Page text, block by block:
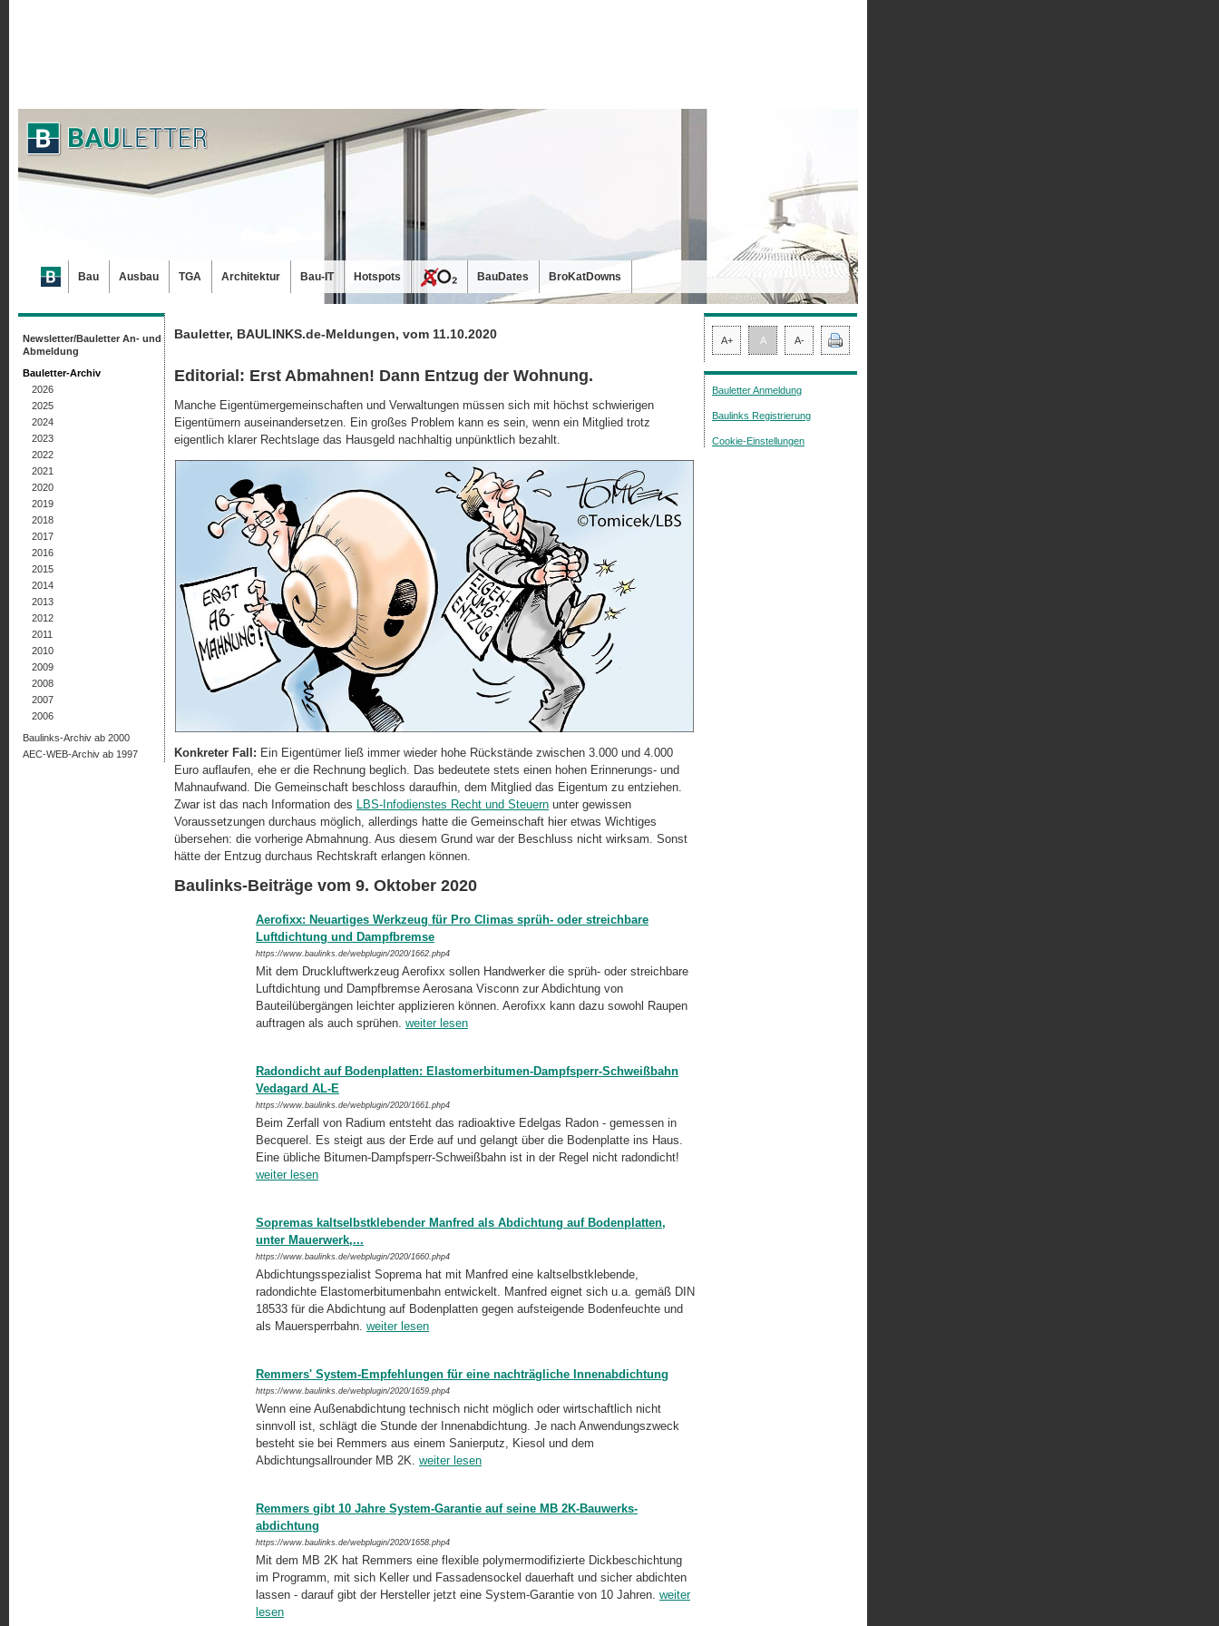
Bauletter, BAULINKS.de-Meldungen, vom 11.10.2020
Editorial: Erst Abmahnen! Dann Entzug der Wohnung.
Manche Eigentümergemeinschaften und Verwaltungen müssen sich mit höchst schwie­rigen
Eigentümern auseinandersetzen. Ein großes Problem kann es sein, wenn ein Mit­glied trotz
eigentlich klarer Rechtslage das Hausgeld nachhaltig unpünktlich bezahlt.
Konkreter Fall: Ein Eigentümer ließ immer wieder hohe Rückstände zwischen 3.000 und 4.000
Euro auflaufen, ehe er die Rechnung beglich. Das bedeutete stets einen hohen Erinnerungs- und
Mahnaufwand. Die Gemeinschaft beschloss daraufhin, dem Mitglied das Eigentum zu entziehen.
Zwar ist das nach Information des LBS-Info­dienstes Recht und Steuern unter gewissen
Voraussetzungen durchaus möglich, allerdings hatte die Gemeinschaft hier etwas Wichtiges
übersehen: die vorherige Abmahnung. Aus diesem Grund war der Beschluss nicht wirksam. Sonst
hätte der Entzug durchaus Rechtskraft erlangen können.
Baulinks-Beiträge vom 9. Oktober 2020
Aerofixx: Neuartiges Werkzeug für Pro Climas sprüh- oder streichbare
Luftdichtung und Dampfbremse
https://www.baulinks.de/webplugin/2020/1662.php4
Mit dem Druckluftwerkzeug Aerofixx sollen Handwerker die sprüh- oder streichbare
Luftdichtung und Dampfbremse Aerosana Visconn zur Ab­dich­tung von
Bauteilübergängen leichter applizieren können. Aerofixx kann dazu sowohl Raupen
auftragen als auch sprühen. weiter lesen
Radondicht auf Bodenplatten: Elastomerbitumen-Dampfsperr-Schweißbahn
Vedagard AL-E
https://www.baulinks.de/webplugin/2020/1661.php4
Beim Zerfall von Radium entsteht das radioaktive Edelgas Radon - ge­mes­sen in
Becquerel. Es steigt aus der Erde auf und gelangt über die Bodenplatte ins Haus.
Eine übliche Bitumen-Dampfsperr-Schweißbahn ist in der Regel nicht radondicht!
weiter lesen
Sopremas kaltselbstklebender Manfred als Abdichtung auf Bodenplatten,
unter Mauerwerk,...
https://www.baulinks.de/webplugin/2020/1660.php4
Abdichtungsspezialist Soprema hat mit Manfred eine kalt­selbst­kle­ben­de,
radondichte Elastomerbitumenbahn entwickelt. Manfred eignet sich u.a. gemäß DIN
18533 für die Abdichtung auf Bodenplatten gegen auf­stei­gende Bodenfeuchte und
als Mauersperrbahn. weiter lesen
Remmers' System-Empfehlungen für eine nachträgliche Innenabdichtung
https://www.baulinks.de/webplugin/2020/1659.php4
Wenn eine Außenabdichtung technisch nicht möglich oder wirtschaftlich nicht
sinnvoll ist, schlägt die Stunde der Innenabdichtung. Je nach An­wen­dungszweck
besteht sie bei Remmers aus einem Sanierputz, Kiesol und dem
Abdichtungsallrounder MB 2K. weiter lesen
Remmers gibt 10 Jahre System-Garantie auf seine MB 2K-Bauwerks­
abdichtung
https://www.baulinks.de/webplugin/2020/1658.php4
Mit dem MB 2K hat Remmers eine flexible polymermodifizierte Dick­be­schich­tung
im Programm, mit sich Keller und Fassadensockel dauerhaft und sicher abdichten
lassen - darauf gibt der Hersteller jetzt eine Sys­tem-Garantie von 10 Jahren. weiter
lesen
Newsletter/Bauletter An- und
Abmeldung
Bauletter-Archiv
2026
2025
2024
2023
2022
2021
2020
2019
2018
2017
2016
2015
2014
2013
2012
2011
2010
2009
2008
2007
2006
Baulinks-Archiv ab 2000
AEC-WEB-Archiv ab 1997
A+ A A-
Bauletter Anmeldung
Baulinks Registrierung
Cookie-Einstellungen
Bau Ausbau TGA Architektur Bau-IT Hotspots BauDates BroKatDowns